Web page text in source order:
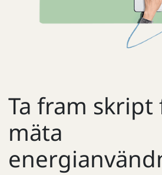
Ta fram
mäta